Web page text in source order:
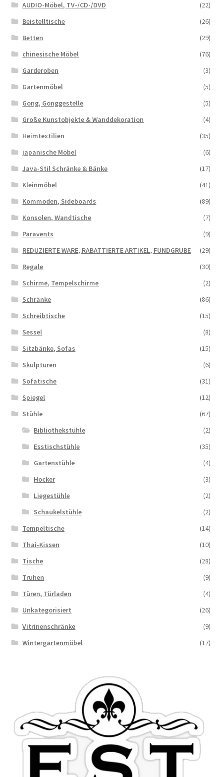
AUDIO-Möbel, TV-/CD-/DVD
(22)
Beistelltische
(26)
Betten
(29)
chinesische Möbel
(76)
Garderoben
(3)
Gartenmöbel
(5)
Gong, Gonggestelle
(5)
Große Kunstobjekte & Wanddekoration
(4)
Heimtextilien
(35)
japanische Möbel
(6)
Java-Stil Schränke & Bänke
(17)
Kleinmöbel
(41)
Kommoden, Sideboards
(89)
Konsolen, Wandtische
(7)
Paravents
(9)
REDUZIERTE WARE, RABATTIERTE ARTIKEL, FUNDGRUBE
(29)
Regale
(30)
Schirme, Tempelschirme
(2)
Schränke
(86)
Schreibtische
(15)
Sessel
(8)
Sitzbänke, Sofas
(15)
Skulpturen
(6)
Sofatische
(31)
Spiegel
(12)
Stühle
(67)
Bibliothekstühle
(2)
Esstischstühle
(35)
Gartenstühle
(4)
Hocker
(3)
Liegestühle
(2)
Schaukelstühle
(2)
Tempeltische
(14)
Thai-Kissen
(10)
Tische
(28)
Truhen
(9)
Türen, Türladen
(4)
Unkategorisiert
(26)
Vitrinenschränke
(9)
Wintergartenmöbel
(17)